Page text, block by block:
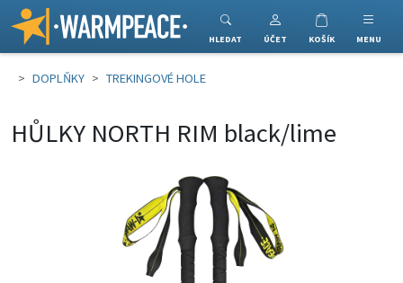
Warmpeace
HLEDAT ÚČET KOŠÍK MENU
DOPLŇKY TREKINGOVÉ HOLE
HŮLKY NORTH RIM black/lime